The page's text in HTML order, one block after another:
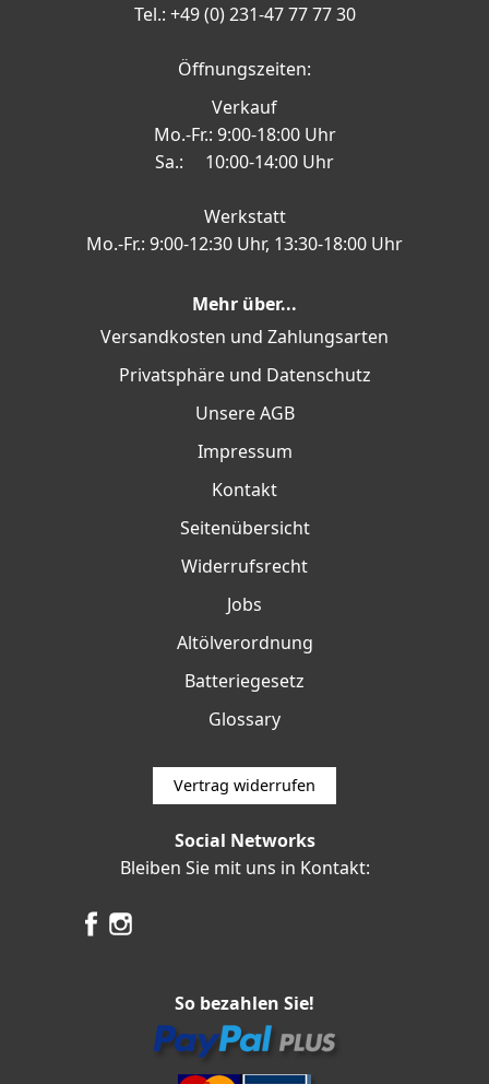
Tel.: +49 (0) 231-47 77 77 30
Öffnungszeiten:
Verkauf
Mo.-Fr.: 9:00-18:00 Uhr
Sa.: 10:00-14:00 Uhr
Werkstatt
Mo.-Fr.: 9:00-12:30 Uhr, 13:30-18:00 Uhr
Mehr über...
Versandkosten und Zahlungsarten
Privatsphäre und Datenschutz
Unsere AGB
Impressum
Kontakt
Seitenübersicht
Widerrufsrecht
Jobs
Altölverordnung
Batteriegesetz
Glossary
Vertrag widerrufen
Social Networks
Bleiben Sie mit uns in Kontakt:
So bezahlen Sie!